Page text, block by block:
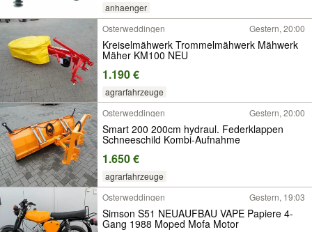
anhaenger
Osterweddingen
Gestern, 20:00
Kreiselmähwerk Trommelmähwerk Mähwerk
Mäher KM100 NEU
1.190 €
agrarfahrzeuge
Osterweddingen
Gestern, 20:00
Smart 200 200cm hydraul. Federklappen
Schneeschild Kombi-Aufnahme
1.650 €
agrarfahrzeuge
Osterweddingen
Gestern, 19:03
Simson S51 NEUAUFBAU VAPE Papiere 4-
Gang 1988 Moped Mofa Motor